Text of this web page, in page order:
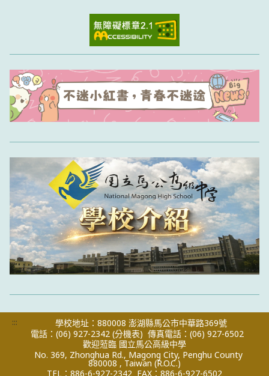
:::
學校地址：880008 澎湖縣馬公市中華路369號
電話：(06) 927-2342 (分機表) 傳真電話：(06) 927-6502
歡迎蒞臨 國立馬公高級中學
No. 369, Zhonghua Rd., Magong City, Penghu County
880008 , Taiwan (R.O.C.)
TEL：886-6-927-2342 FAX：886-6-927-6502